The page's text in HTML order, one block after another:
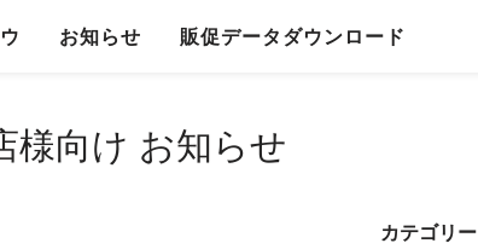
お知らせ 販促データダウンロード
様向け お知らせ
カテゴリー